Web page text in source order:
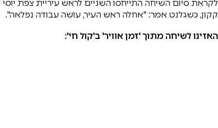
לקראת סיום השיחה התייחסו השניים לראש עיריית צפת יוסי
קקון, כשגלנט אמר: "אחלה ראש העיר, עושה עבודה נפלאה".
האזינו לשיחה מתוך 'זמן אוויר' ב'קול חי':